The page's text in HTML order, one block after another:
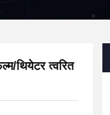
थियेटर त्वरित